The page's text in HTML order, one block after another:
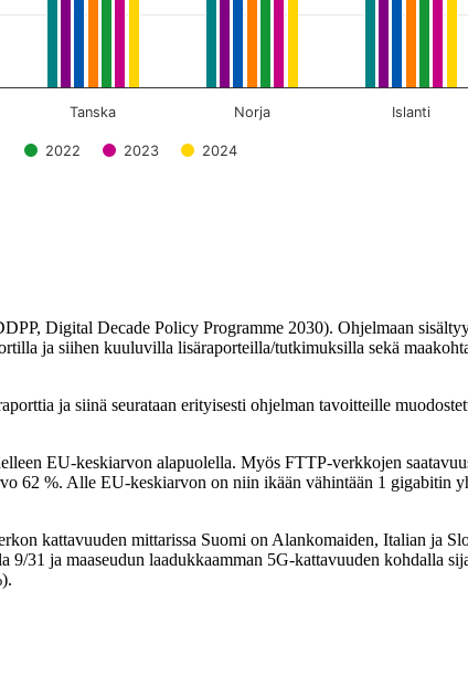
2022 2023 2024
Tanska Norja Islanti
Digital Decade Policy Programme 2030). Ohjelmaan
ja siihen kuuluvilla lisäraporteilla/tutkimuksilla sekä
ja siinä seurataan erityisesti ohjelman tavoitteille
EU-keskiarvon alapuolella. Myös FTTP-verkkojen
62 %. Alle EU-keskiarvon on niin ikään vähintään 1 gigabitin
kattavuuden mittarissa Suomi on Alankomaiden, Italian ja
31 ja maaseudun laadukkaamman 5G-kattavuuden kohdalla